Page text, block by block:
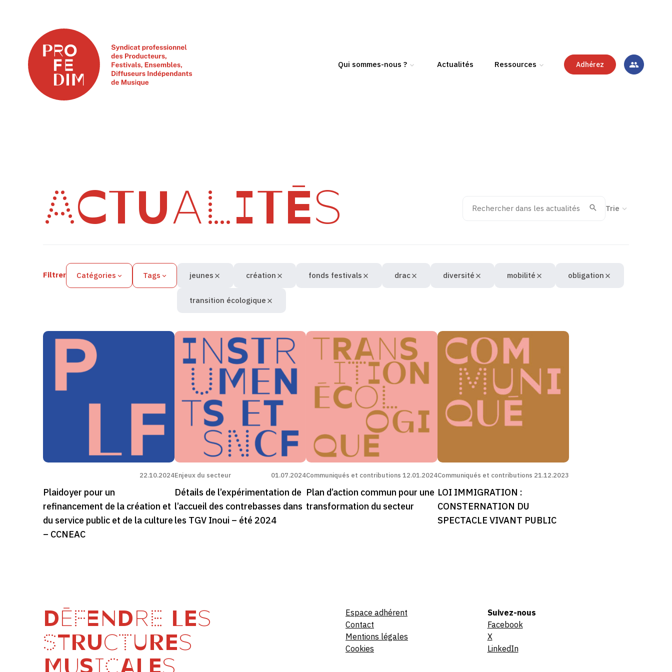
Qui sommes-nous ? Actualités Ressources Adhérez
ACTUALITÉS
Filtres des actualités
Recherche
ValiderTrier la recherche
Filtrer Catégories Tags jeunes création fonds festivals drac diversité mobilité obligation
transition écologique
22.10.2024
Plaidoyer pour un
refinancement de la création et
du service public et de la culture
– CCNEAC
Enjeux du secteur 01.07.2024
Détails de l’expérimentation de
l’accueil des contrebasses dans
les TGV Inoui – été 2024
Communiqués et contributions 12.01.2024
Plan d’action commun pour une
transformation du secteur
Communiqués et contributions 21.12.2023
LOI IMMIGRATION :
CONSTERNATION DU
SPECTACLE VIVANT PUBLIC
DÉFENDRE LES
STRUCTURES
MUSICALES
Espace adhérent
Contact
Mentions légales
Cookies
Suivez-nous
Facebook
X
LinkedIn